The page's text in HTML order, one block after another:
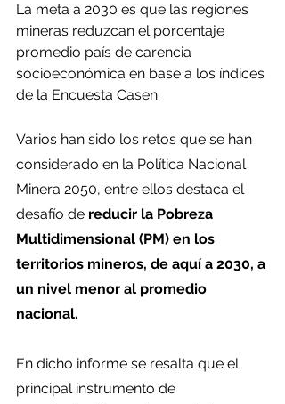
La meta a 2030 es que las regiones
mineras reduzcan el porcentaje
promedio país de carencia
socioeconómica en base a los índices
de la Encuesta Casen.
Varios han sido los retos que se han
considerado en la Política Nacional
Minera 2050, entre ellos destaca el
desafío de reducir la Pobreza
Multidimensional (PM) en los
territorios mineros, de aquí a 2030, a
un nivel menor al promedio
nacional.
En dicho informe se resalta que el
principal instrumento de